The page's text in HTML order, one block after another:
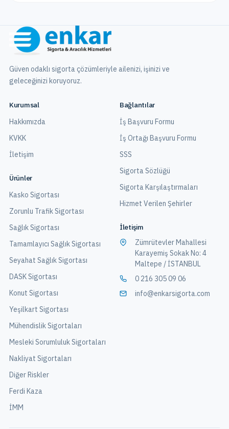
Güven odaklı sigorta çözümleriyle ailenizi, işinizi ve
geleceğinizi koruyoruz.
Kurumsal
Hakkımızda
KVKK
İletişim
Ürünler
Kasko Sigortası
Zorunlu Trafik Sigortası
Sağlık Sigortası
Tamamlayıcı Sağlık Sigortası
Seyahat Sağlık Sigortası
DASK Sigortası
Konut Sigortası
Yeşilkart Sigortası
Mühendislik Sigortaları
Mesleki Sorumluluk Sigortaları
Nakliyat Sigortaları
Diğer Riskler
Ferdi Kaza
İMM
Bağlantılar
İş Başvuru Formu
İş Ortağı Başvuru Formu
SSS
Sigorta Sözlüğü
Sigorta Karşılaştırmaları
Hizmet Verilen Şehirler
İletişim
Zümrütevler Mahallesi
Karayemiş Sokak No: 4
Maltepe / İSTANBUL
0 216 305 09 06
info@enkarsigorta.com